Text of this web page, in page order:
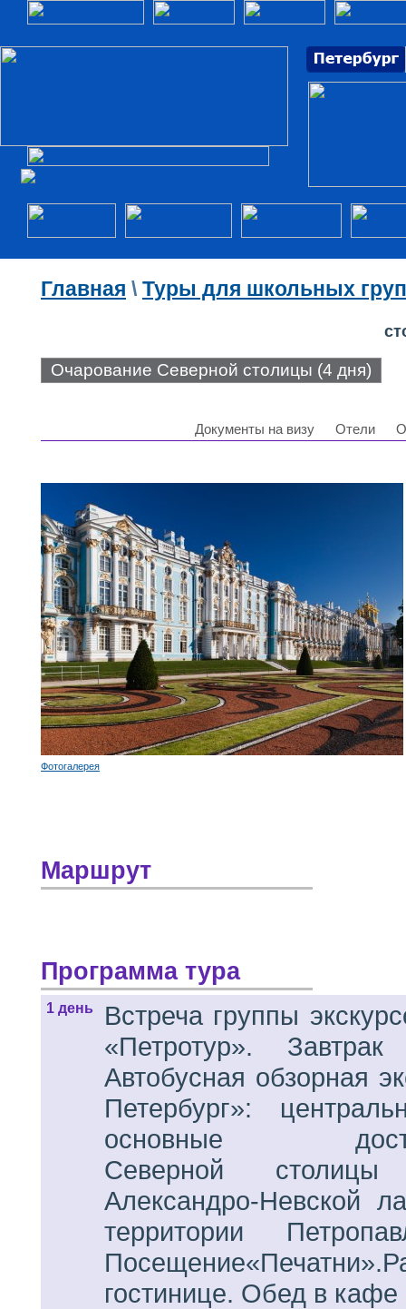
Главная \ Туры для школьных
Очарование Северной столицы (4 дня)
Документы на визу Отели
Фотогалерея
Маршрут
Программа тура
1 день
Встреча группы
«Петротур».
Автобусная обзорная
Петербург»:
основные
Северной
Александро-Невской
территории
гостинице. Обед в кафе